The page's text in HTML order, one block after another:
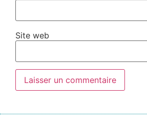
Site web